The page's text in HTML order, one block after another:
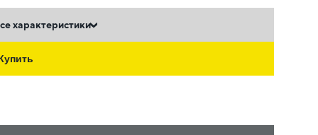
характеристики